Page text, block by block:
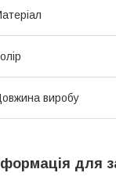
виробу
для